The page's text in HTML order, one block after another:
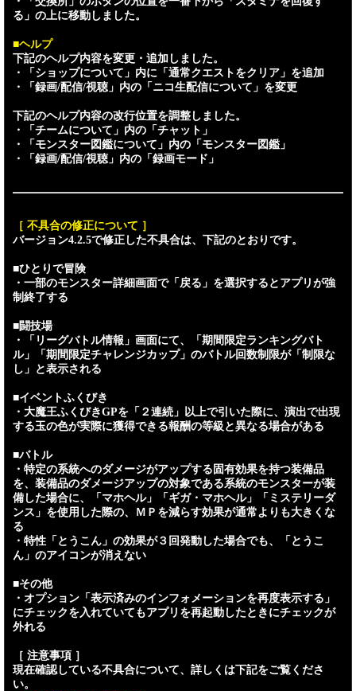
る」の上に移動しました。
■ヘルプ
下記のヘルプ内容を変更・追加しました。
・「ショップについて」内に「通常クエストをクリア」を追加
・「録画/配信/視聴」内の「ニコ生配信について」を変更
下記のヘルプ内容の改行位置を調整しました。
・「チームについて」内の「チャット」
・「モンスター図鑑について」内の「モンスター図鑑」
・「録画/配信/視聴」内の「録画モード」
［ 不具合の修正について ］
バージョン4.2.5で修正した不具合は、下記のとおりです。
■ひとりで冒険
・一部のモンスター詳細画面で「戻る」を選択するとアプリが強
制終了する
■闘技場
・「リーグバトル情報」画面にて、「期間限定ランキングバト
ル」「期間限定チャレンジカップ」のバトル回数制限が「制限な
し」と表示される
■イベントふくびき
・大魔王ふくびきGPを「２連続」以上で引いた際に、演出で出現
する玉の色が実際に獲得できる報酬の等級と異なる場合がある
■バトル
・特定の系統へのダメージがアップする固有効果を持つ装備品
を、装備品のダメージアップの対象である系統のモンスターが装
備した場合に、「マホヘル」「ギガ・マホヘル」「ミステリーダ
ンス」を使用した際の、ＭＰを減らす効果が通常よりも大きくな
る
・特性「とうこん」の効果が３回発動した場合でも、「とうこ
ん」のアイコンが消えない
■その他
・オプション「表示済みのインフォメーションを再度表示する」
にチェックを入れていてもアプリを再起動したときにチェックが
外れる
［ 注意事項 ］
現在確認している不具合について、詳しくは下記をご覧くださ
い。